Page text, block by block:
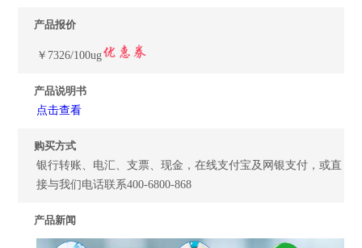
产品报价
￥7326/100ug
产品说明书
点击查看
购买方式
银行转账、电汇、支票、现金，在线支付宝及网银支付，或直
接与我们电话联系400-6800-868
产品新闻